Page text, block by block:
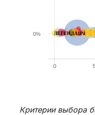
ЛЕГЕНДА1P4
0
0%
Критерии выбора